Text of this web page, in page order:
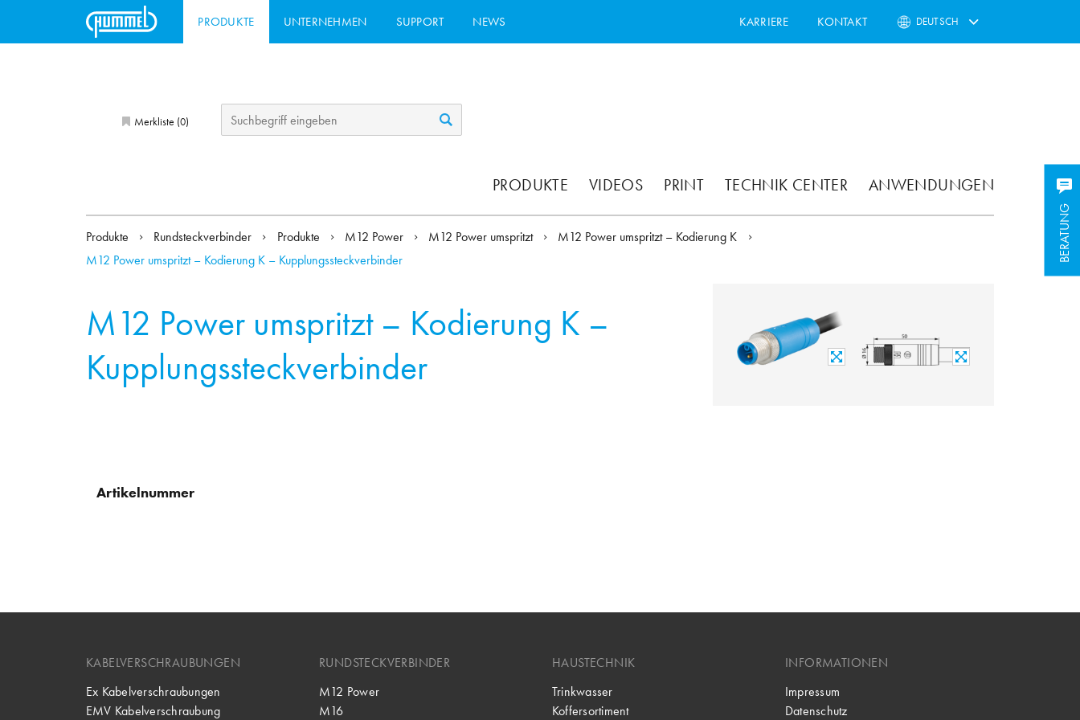
PRODUKTE UNTERNEHMEN SUPPORT NEWS KARRIERE KONTAKT DEUTSCH
Merkliste (0)
PRODUKTE VIDEOS PRINT TECHNIK CENTER ANWENDUNGEN
BERATUNG
Produkte Rundsteckverbinder Produkte M12 Power M12 Power umspritzt
M12 Power umspritzt – Kodierung K
M12 Power umspritzt – Kodierung K – Kupplungssteckverbinder
M12 Power umspritzt – Kodierung K –
Kupplungssteckverbinder
Artikelnummer
KABELVERSCHRAUBUNGEN
Ex Kabelverschraubungen
EMV Kabelverschraubung
RUNDSTECKVERBINDER
M12 Power
M16
HAUSTECHNIK
Trinkwasser
Koffersortiment
INFORMATIONEN
Impressum
Datenschutz